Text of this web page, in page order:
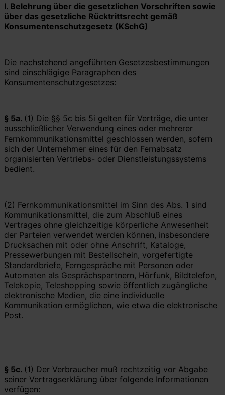
I. Belehrung über die gesetzlichen Vorschriften sowie
über das gesetzliche Rücktrittsrecht gemäß
Konsumentenschutzgesetz (KSchG)
Die nachstehend angeführten Gesetzesbestimmungen
sind einschlägige Paragraphen des
Konsumentenschutzgesetzes:
§ 5a. (1) Die §§ 5c bis 5i gelten für Verträge, die unter
ausschließlicher Verwendung eines oder mehrerer
Fernkommunikationsmittel geschlossen werden, sofern
sich der Unternehmer eines für den Fernabsatz
organisierten Vertriebs- oder Dienstleistungssystems
bedient.
(2) Fernkommunikationsmittel im Sinn des Abs. 1 sind
Kommunikationsmittel, die zum Abschluß eines
Vertrages ohne gleichzeitige körperliche Anwesenheit
der Parteien verwendet werden können, insbesondere
Drucksachen mit oder ohne Anschrift, Kataloge,
Pressewerbungen mit Bestellschein, vorgefertigte
Standardbriefe, Ferngespräche mit Personen oder
Automaten als Gesprächspartnern, Hörfunk, Bildtelefon,
Telekopie, Teleshopping sowie öffentlich zugängliche
elektronische Medien, die eine individuelle
Kommunikation ermöglichen, wie etwa die elektronische
Post.
§ 5c. (1) Der Verbraucher muß rechtzeitig vor Abgabe
seiner Vertragserklärung über folgende Informationen
verfügen: